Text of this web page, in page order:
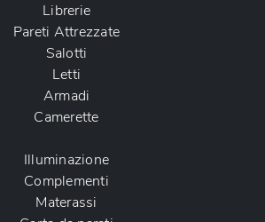
Librerie
Pareti Attrezzate
Salotti
Letti
Armadi
Camerette
Illuminazione
Complementi
Materassi